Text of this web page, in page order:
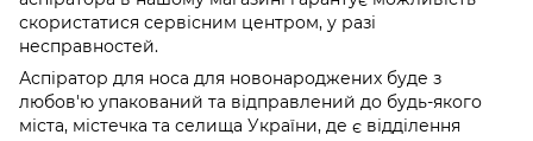
скористатися сервісним центром, у разі
несправностей.
Аспіратор для носа для новонароджених буде з
любов'ю упакований та відправлений до будь-якого
міста, містечка та селища України, де є відділення